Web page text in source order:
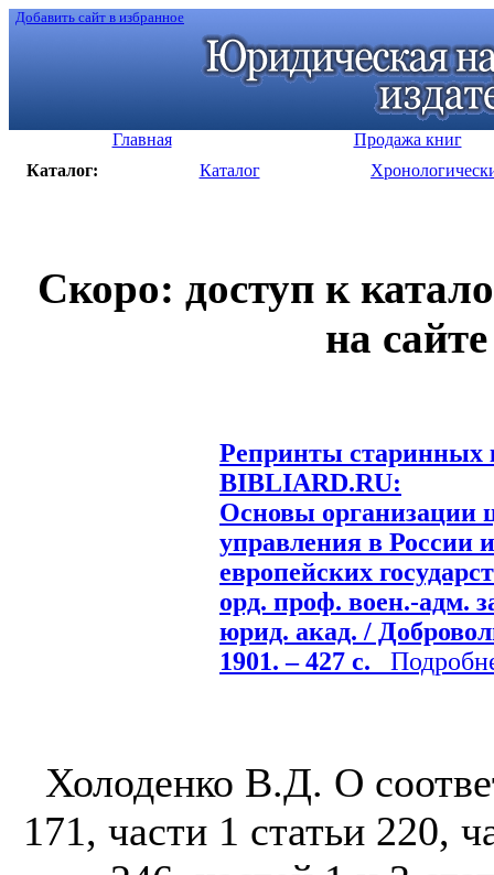
Добавить сайт в избранное
Главная
Продажа книг
Каталог:
Каталог
Скоро: доступ к
на
Репринты старинных
BIBLIARD.RU:
Основы организации
управления в России
европейских
орд. проф. воен.-адм.
юрид. акад. /
1901. – 427 с.
Холоденко В.Д. О
171, части 1 статьи 220,